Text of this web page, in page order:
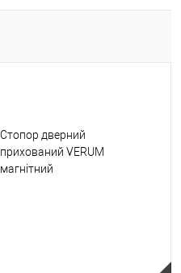
Стопор дверний
прихований VERUM
магнітний